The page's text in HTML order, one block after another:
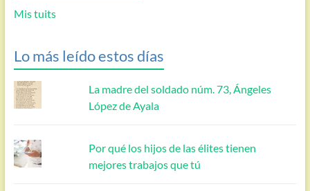
Mis tuits
Lo más leído estos días
La madre del soldado núm. 73, Ángeles
López de Ayala
Por qué los hijos de las élites tienen
mejores trabajos que tú